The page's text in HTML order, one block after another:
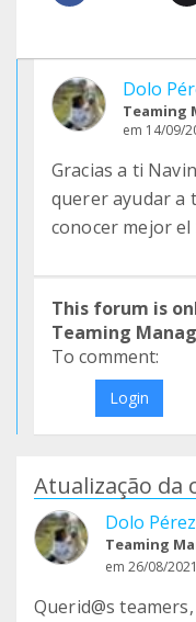
Dolo
Teaming
em 14/09/
Gracias a ti
querer ayudar a
conocer mejor
This forum is
Teaming
To comment:
Login
Atualização da
Dolo
Teaming
em 26/08/
Querid@s